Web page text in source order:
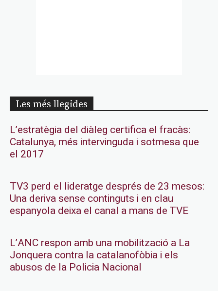
Les més llegides
L’estratègia del diàleg certifica el fracàs:
Catalunya, més intervinguda i sotmesa que
el 2017
TV3 perd el lideratge després de 23 mesos:
Una deriva sense continguts i en clau
espanyola deixa el canal a mans de TVE
L’ANC respon amb una mobilització a La
Jonquera contra la catalanofòbia i els
abusos de la Policia Nacional